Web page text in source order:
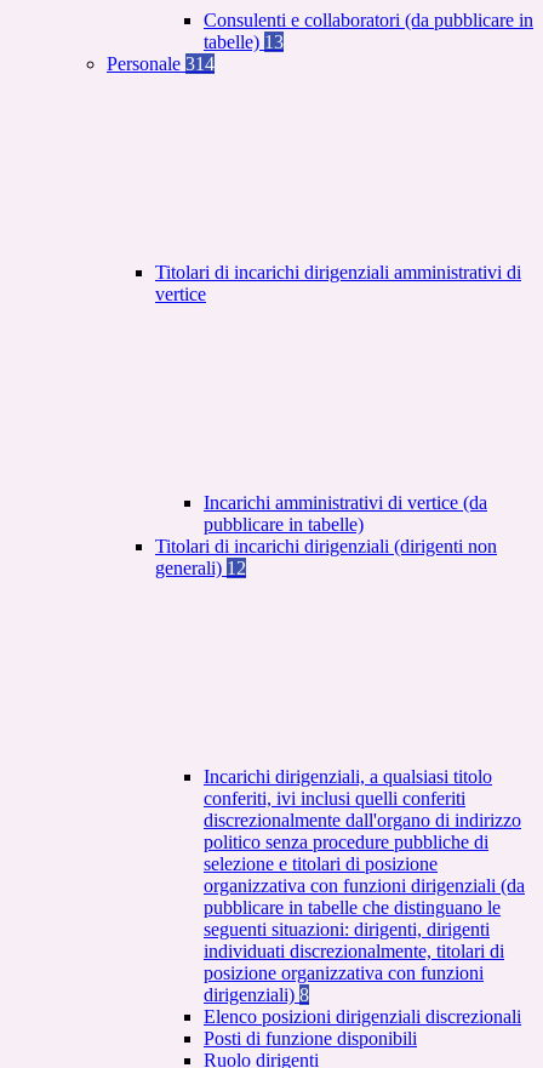
Consulenti e collaboratori (da pubblicare in
tabelle) 13
Personale 314
Titolari di incarichi dirigenziali amministrativi di
vertice
Incarichi amministrativi di vertice (da
pubblicare in tabelle)
Titolari di incarichi dirigenziali (dirigenti non
generali) 12
Incarichi dirigenziali, a qualsiasi titolo
conferiti, ivi inclusi quelli conferiti
discrezionalmente dall'organo di indirizzo
politico senza procedure pubbliche di
selezione e titolari di posizione
organizzativa con funzioni dirigenziali (da
pubblicare in tabelle che distinguano le
seguenti situazioni: dirigenti, dirigenti
individuati discrezionalmente, titolari di
posizione organizzativa con funzioni
dirigenziali) 8
Elenco posizioni dirigenziali discrezionali
Posti di funzione disponibili
Ruolo dirigenti